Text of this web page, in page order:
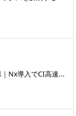
Nx導入でCI高速...